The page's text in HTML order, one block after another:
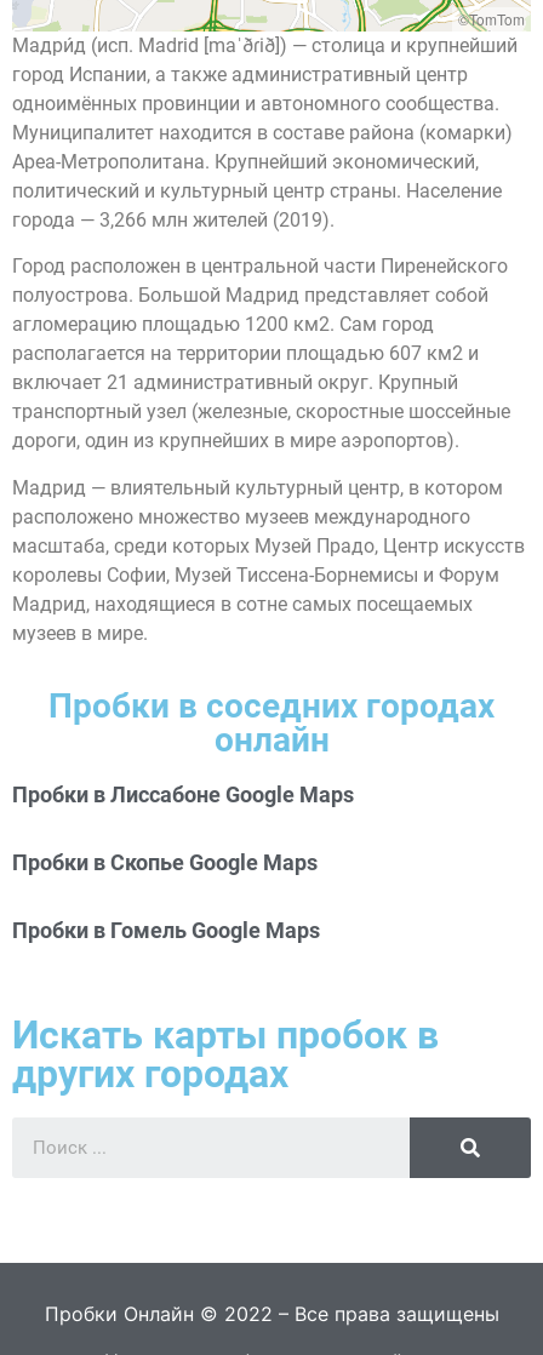
©TomTom
Мадри́д (исп. Madrid [maˈðɾið]) — столица и крупнейший
город Испании, а также административный центр
одноимённых провинции и автономного сообщества.
Муниципалитет находится в составе района (комарки)
Ареа-Метрополитана. Крупнейший экономический,
политический и культурный центр страны. Население
города — 3,266 млн жителей (2019).
Город расположен в центральной части Пиренейского
полуострова. Большой Мадрид представляет собой
агломерацию площадью 1200 км2. Сам город
располагается на территории площадью 607 км2 и
включает 21 административный округ. Крупный
транспортный узел (железные, скоростные шоссейные
дороги, один из крупнейших в мире аэропортов).
Мадрид — влиятельный культурный центр, в котором
расположено множество музеев международного
масштаба, среди которых Музей Прадо, Центр искусств
королевы Софии, Музей Тиссена-Борнемисы и Форум
Мадрид, находящиеся в сотне самых посещаемых
музеев в мире.
Пробки в соседних городах
онлайн
Пробки в Лиссабоне Google Maps
Пробки в Скопье Google Maps
Пробки в Гомель Google Maps
Искать карты пробок в
других городах
Пробки Онлайн © 2022 – Все права защищены